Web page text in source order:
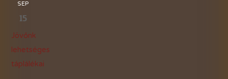
SEP
15
Jövőnk
lehetséges
táplálékai